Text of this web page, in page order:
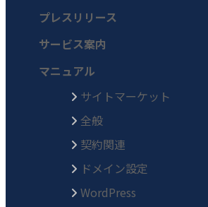
プレスリリース
サービス案内
マニュアル
サイトマーケット
全般
契約関連
ドメイン設定
WordPress